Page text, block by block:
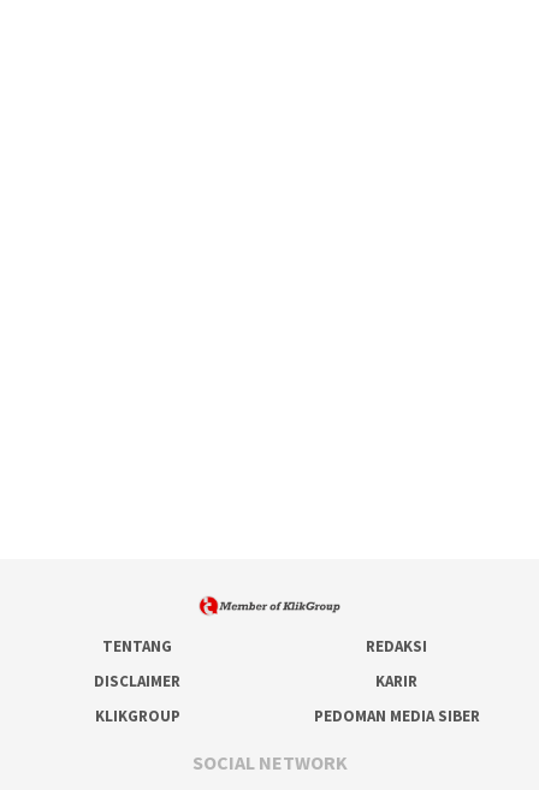
TENTANG
REDAKSI
DISCLAIMER
KARIR
KLIKGROUP
PEDOMAN MEDIA SIBER
SOCIAL NETWORK